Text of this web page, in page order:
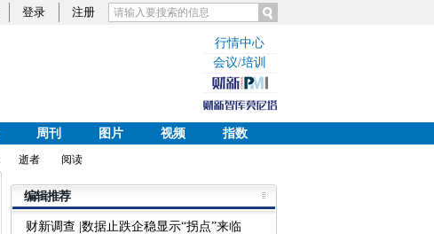
登录 注册
行情中心
会议/培训
周刊 图片 视频
指数
逝者 阅读
编辑推荐
财新调查 |数据止跌企稳显示“拐点”来临